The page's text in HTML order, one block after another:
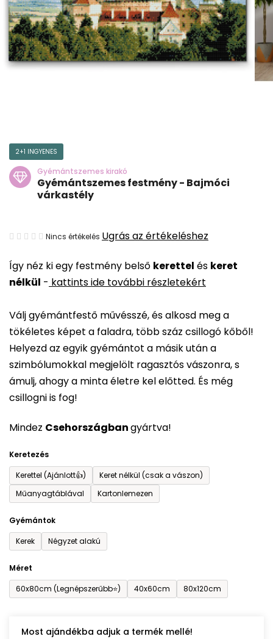
Így néz ki egy festmény belső kerettel és keret
nélkül - kattints ide további részletekért
Válj gyémántfestő művésszé, és alkosd meg a
tökéletes képet a faladra, több száz csillogó kőből!
Helyezd az egyik gyémántot a másik után a
szimbólumokkal megjelölt ragasztós vászonra, s
ámulj, ahogy a minta életre kel előtted. És még
csillogni is fog!
Mindez Csehországbangyártva!
Keretezés
Kerettel (Ajánlott👍)
Keret nélkül (csak a vászon)
Műanyagtáblával
Kartonlemezen
Gyémántok
Kerek
Négyzet alakú
Méret
60x80cm (Legnépszerűbb⭐)
40x60cm 80x120cm
Most ajándékba adjuk a termék mellé!
2+1 INGYENES
Gyémántszemes kirakó
Gyémántszemes festmény - Bajmóci
várkastély
A
átlagos
értékelése
ből
0,0
csillag.
Nincs értékelés Ugrás az értékeléshez